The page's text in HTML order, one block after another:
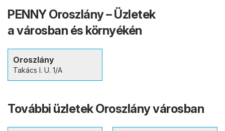
PENNY Oroszlány – Üzletek
a városban és környékén
Oroszlány
Takács I. U. 1/A
További üzletek Oroszlány városban